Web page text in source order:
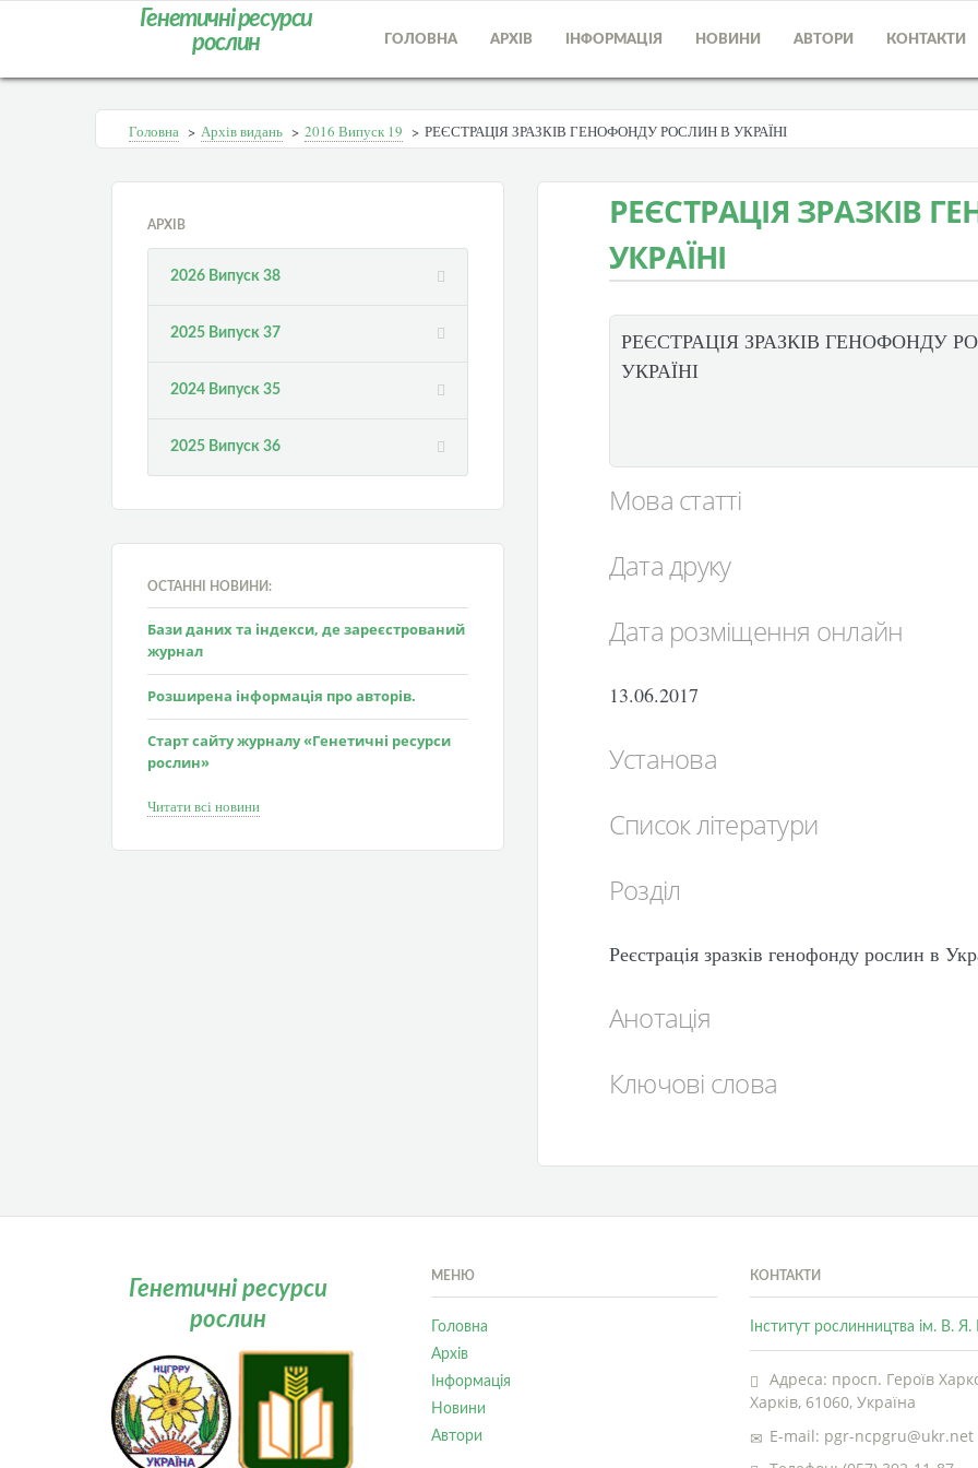
Генетичні ресурси
рослин
ГОЛОВНА АРХІВ ІНФОРМАЦІЯ НОВИНИ АВТОРИ КОНТАКТИ
Головна > Архів видань > 2016 Випуск 19 > РЕЄСТРАЦІЯ ЗРАЗКІВ ГЕНОФОНДУ РОСЛИН В УКРАЇНІ
АРХІВ
2026 Випуск 38
2025 Випуск 37
2024 Випуск 35
2025 Випуск 36
ОСТАННІ НОВИНИ:
Бази даних та індекси, де зареєстрований
журнал
Розширена інформація про авторів.
Старт сайту журналу «Генетичні ресурси
рослин»
Читати всі новини
РЕЄСТРАЦІЯ ЗРАЗКІВ
УКРАЇНІ
РЕЄСТРАЦІЯ ЗРАЗКІВ ГЕНОФОНДУ
УКРАЇНІ
Мова статті
Дата друку
Дата розміщення онлайн
13.06.2017
Установа
Список літератури
Розділ
Реєстрація зразків генофонду рослин в
Анотація
Ключові слова
Генетичні ресурси
рослин
МЕНЮ
Головна
Архів
Інформація
Новини
Автори
КОНТАКТИ
Інститут рослинництва ім. В.
Адреса: просп. Героїв
Харків, 61060, Україна
E-mail: pgr-ncpgru@ukr.net